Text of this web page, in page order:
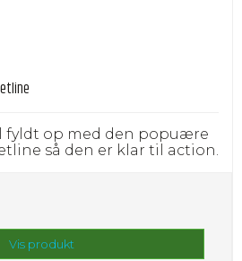
fyldt op med den popuære
så den er klar til action.
Vis produkt